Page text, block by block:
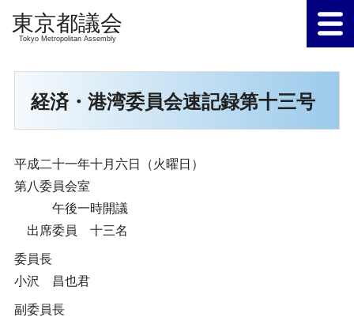
Tokyo Metropolitan Assembly
経済・港湾委員会速記録第十三号
平成二十一年十月六日（火曜日）
第八委員会室
午後一時開議
出席委員 十三名
委員長
小沢 昌也君
副委員長